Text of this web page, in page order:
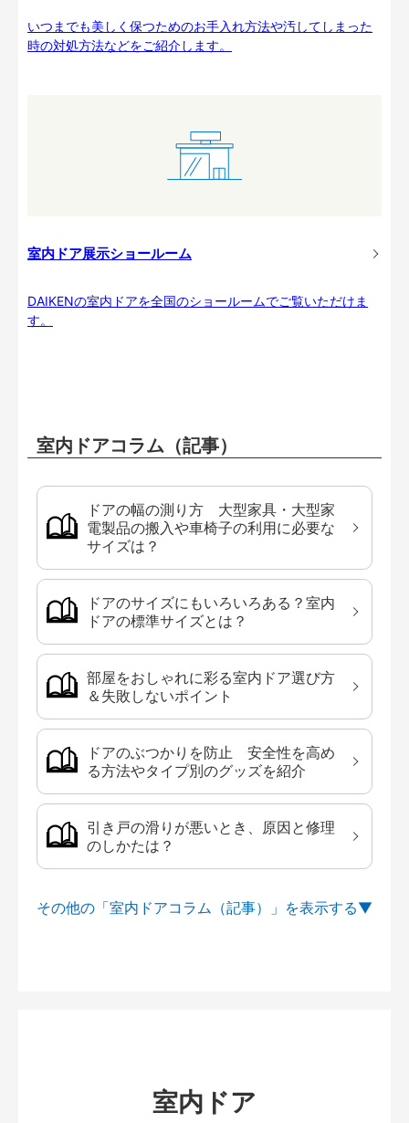
いつまでも美しく保つためのお手入れ方法や汚してしまった
時の対処方法などをご紹介します。
室内ドア展示ショールーム
DAIKENの室内ドアを全国のショールームでご覧いただけま
す。
室内ドアコラム（記事）
ドアの幅の測り方 大型家具・大型家
電製品の搬入や車椅子の利用に必要な
サイズは？
ドアのサイズにもいろいろある？室内
ドアの標準サイズとは？
部屋をおしゃれに彩る室内ドア選び方
＆失敗しないポイント
ドアのぶつかりを防止 安全性を高め
る方法やタイプ別のグッズを紹介
引き戸の滑りが悪いとき、原因と修理
のしかたは？
その他の「室内ドアコラム（記事）」を
室内ドア